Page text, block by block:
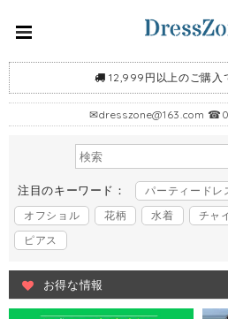
12,999円以上のご購入
✉dresszone@163.com
注目のキーワード： パーティードレ
オフショル
花柄 水着 チャ
ピアス
お得な情報